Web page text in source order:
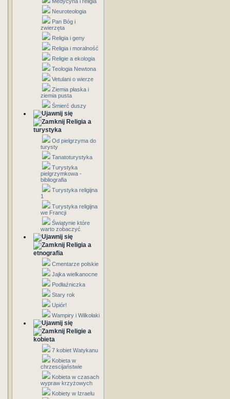
Neuroteologia
Pan Bóg i
zwierzęta
Religia i geny
Religia i moralność
Religie a ekologia
Teologia Newtona
Vetulani o wierze
Ziemia płaska i
ziemia pusta
Śmierć duszy
Religia a
turystyka
Od pielgrzyma do
turysty
Tanatoturystyka
Turystyka
pielgrzymkowa -
bibliografia
Turystyka religijna
1
Turystyka religijna
we Francji
Świątynie które
warto zobaczyć
Religia a
etnografia
Cmentarze polskie
Jajka wielkanocne
Podłaźniczka
Stary rok
Upiór!
Wampiry i Wilkołaki
Religie a
kobieta
7 kobiet Watykanu
Kobieta w
chrzescijaństwie
Kobieta w czasach
wypraw krzyżowych
Kobiety w Izraelu